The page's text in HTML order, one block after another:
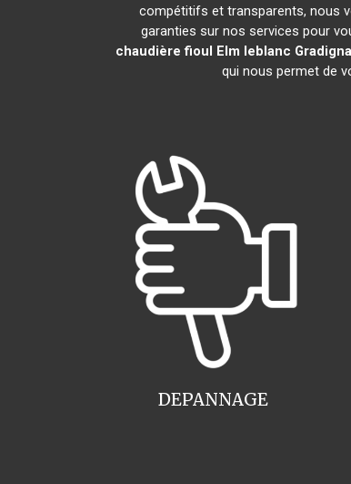
compétitifs et transparents, nous
garanties sur nos services pour
chaudière fioul Elm leblanc
qui nous permet de
DEPANNAGE